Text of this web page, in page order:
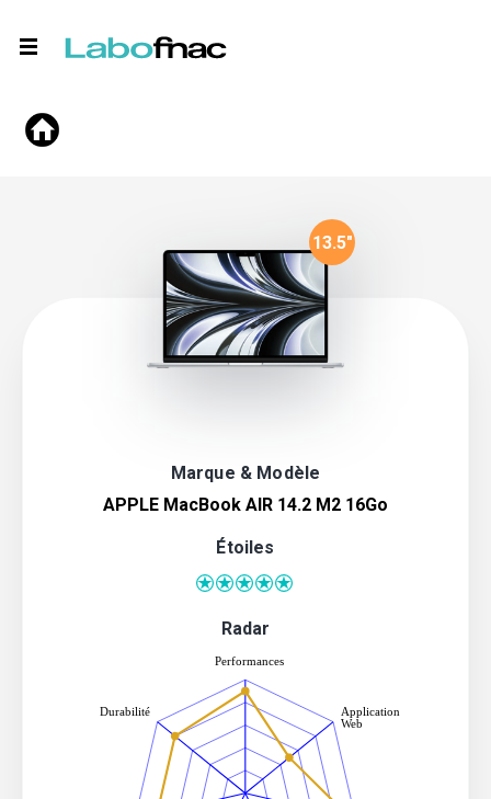
Marque & Modèle
13.5"
APPLE MacBook AIR 14.2 M2 16Go
Étoiles
Radar